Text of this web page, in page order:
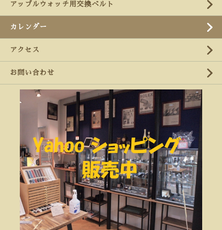
アップルウォッチ用交換ベルト
カレンダー
アクセス
お問い合わせ